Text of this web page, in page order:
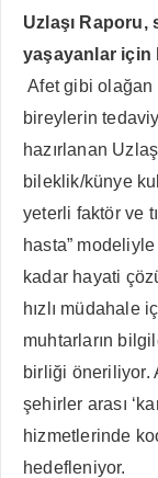
Uzlaşı
yaşayanlar için
Afet gibi olağan
bireylerin
hazırlanan
bileklik/künye
yeterli faktör ve
hasta”
kadar hayati
hızlı müdahale
muhtarların
birliği öneriliyor.
şehirler arası
hizmetlerinde
hedefleniyor.